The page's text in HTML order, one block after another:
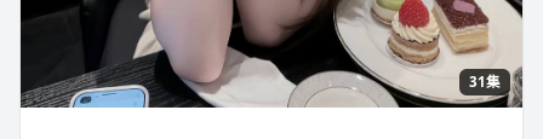
31集